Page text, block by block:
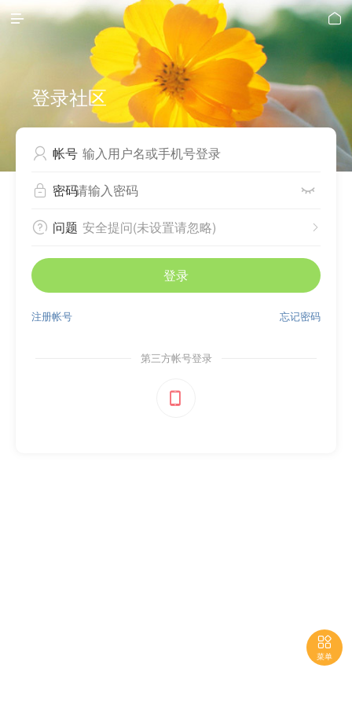
 
登录社区
 帐号
 密码 
 问题 
安全提问(未设置请忽略)
登录
忘记密码
注册帐号
第三方帐号登录


菜单